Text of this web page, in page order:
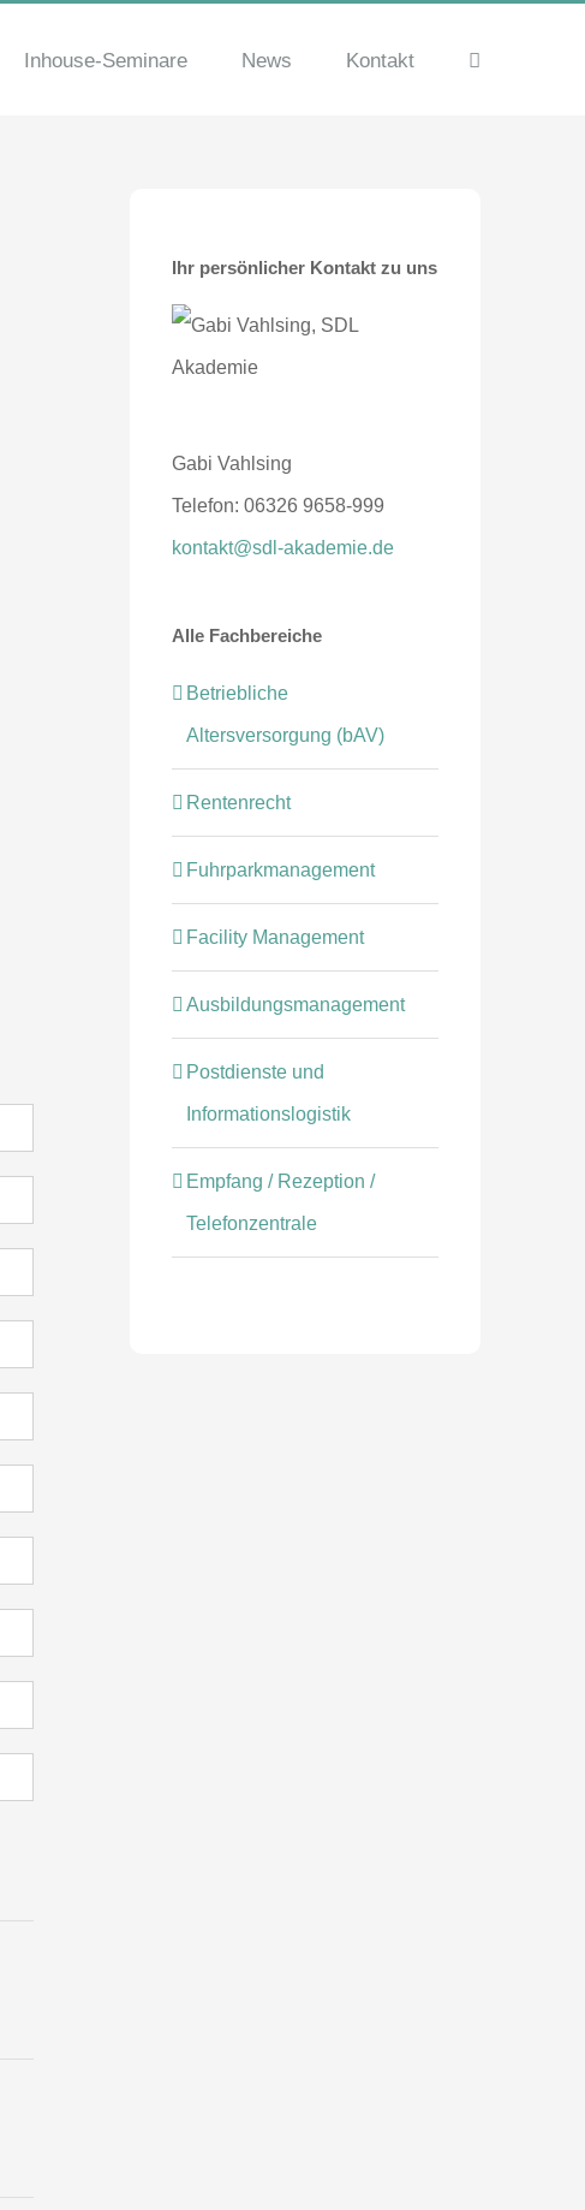
Inhouse-Seminare News Kontakt
Ihr persönlicher Kontakt zu uns
Gabi Vahlsing
Telefon: 06326 9658-999
kontakt@sdl-akademie.de
Alle Fachbereiche
Betriebliche
Altersversorgung (bAV)
Rentenrecht
Fuhrparkmanagement
Facility Management
Ausbildungsmanagement
Postdienste und
Informationslogistik
Empfang / Rezeption /
Telefonzentrale